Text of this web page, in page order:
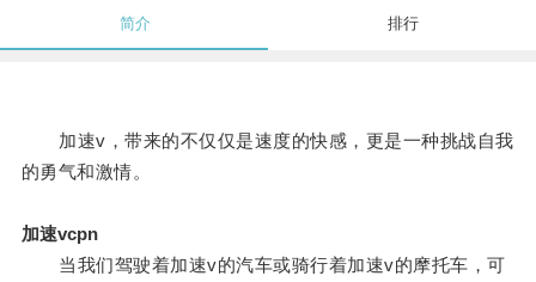
简介 排行
加速v，带来的不仅仅是速度的快感，更是一种挑战自我
的勇气和激情。
加速vcpn
当我们驾驶着加速v的汽车或骑行着加速v的摩托车，可